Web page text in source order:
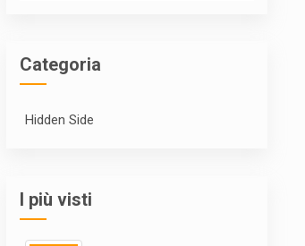
Categoria
Hidden Side
I più visti